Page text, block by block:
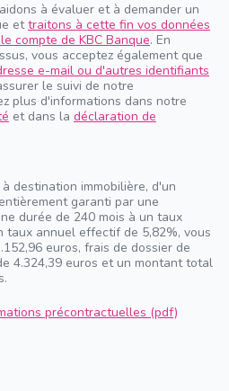
à évaluer et à demander un
ettraitons à cette fin vos données
compte de KBC Banque. En
vous acceptez également que
e-mail ou d'autres identifiants
le suivi de notre
plus d'informations dans notre
et dans la déclaration de
destination immobilière, d'un
garanti par une
durée de 240 mois à un taux
taux annuel effectif de 5,82%, vous
euros, frais de dossier de
4.324,39 euros et un montant total
précontractuelles (pdf)